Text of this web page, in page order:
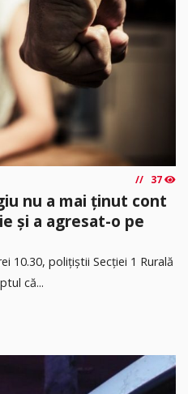
37
nu a mai ținut cont
și a agresat-o pe
10.30, polițiștii Secției 1 Rurală
că...